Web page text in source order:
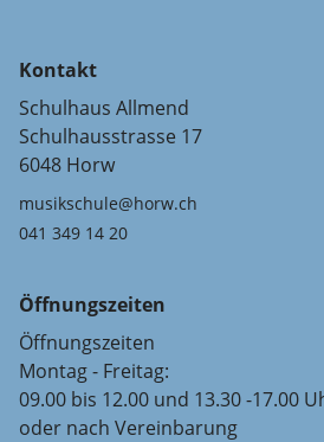
Kontakt
Schulhaus Allmend
Schulhausstrasse 17
6048 Horw
musikschule@horw.ch
041 349 14 20
Öffnungszeiten
Öffnungszeiten
Montag - Freitag:
09.00 bis 12.00 und 13.30 -17.00
oder nach Vereinbarung